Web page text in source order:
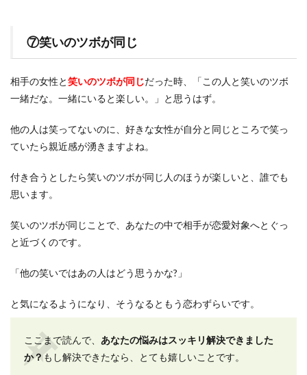
⑦笑いのツボが同じ
相手の女性と笑いのツボが同じだった時、「この人と笑いのツボ
一緒だな。一緒にいると楽しい。」と思うはず。
他の人は笑ってないのに、好きな女性が自分と同じところで笑っ
ていたら親近感が湧きますよね。
付き合うとしたら笑いのツボが同じ人のほうが楽しいと、誰でも
思います。
笑いのツボが同じことで、あなたの中で相手が恋愛対象へとぐっ
と近づくのです。
「他の笑いではあの人はどう思うかな?」
と気になるようになり、そうなるともう恋わずらいです。
ここまで読んで、 あなたの悩みはスッキリ解決できました
か？ もし解決できたなら、とても嬉しいことです。